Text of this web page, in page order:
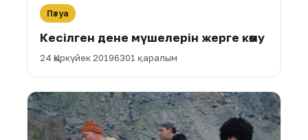
Пәтуа
Кесілген дене мүшелерін жерге көму
24 Қыркүйек 20196301 қаралым